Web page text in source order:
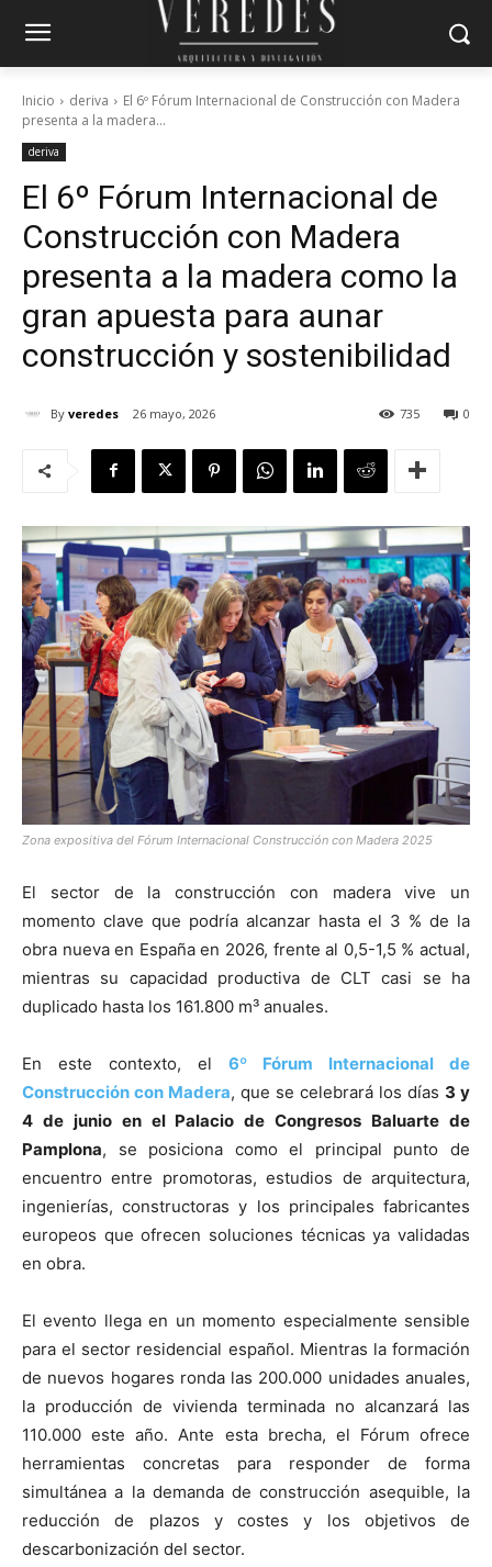
Inicio deriva
El 6º Fórum Internacional de Construcción con Madera
presenta a la madera...
deriva
El 6º Fórum Internacional de
Construcción con Madera
presenta a la madera como la
gran apuesta para aunar
construcción y sostenibilidad
By veredes 26 mayo, 2026 0
735
Zona expositiva del Fórum Internacional Construcción con Madera 2025
El sector de la construcción con madera vive un
momento clave que podría alcanzar hasta el 3 % de la
obra nueva en España en 2026, frente al 0,5-1,5 % actual,
mientras su capacidad productiva de CLT casi se ha
duplicado hasta los 161.800 m³ anuales.
En este contexto, el 6º Fórum Internacional de
Construcción con Madera, que se celebrará los días 3 y
4 de junio en el Palacio de Congresos Baluarte de
Pamplona, se posiciona como el principal punto de
encuentro entre promotoras, estudios de arquitectura,
ingenierías, constructoras y los principales fabricantes
europeos que ofrecen soluciones técnicas ya validadas
en obra.
El evento llega en un momento especialmente sensible
para el sector residencial español. Mientras la formación
de nuevos hogares ronda las 200.000 unidades anuales,
la producción de vivienda terminada no alcanzará las
110.000 este año. Ante esta brecha, el Fórum ofrece
herramientas concretas para responder de forma
simultánea a la demanda de construcción asequible, la
reducción de plazos y costes y los objetivos de
descarbonización del sector.